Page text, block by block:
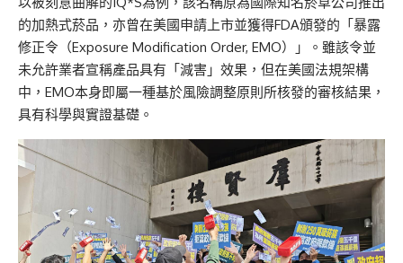
的加熱式菸品，亦曾在美國申請上市並獲得FDA頒發的「暴露
修正令（Exposure Modification Order, EMO）」。雖該令並
未允許業者宣稱產品具有「減害」效果，但在美國法規架構
中，EMO本身即屬一種基於風險調整原則所核發的審核結果，
具有科學與實證基礎。